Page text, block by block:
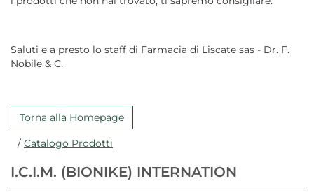
Saluti e a presto lo staff di Farmacia di Liscate sas - Dr. F.
Nobile & C.
Torna alla Homepage
/ Catalogo Prodotti
I.C.I.M. (BIONIKE) INTERNATION